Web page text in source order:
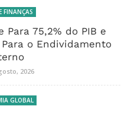
FINANÇAS
Para 75,2% do PIB e
o Endividamento
2026
GLOBAL